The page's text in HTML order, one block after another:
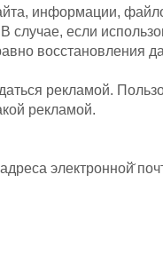
информации,
если
восстановления
рекламой.
рекламой.
электронной̆